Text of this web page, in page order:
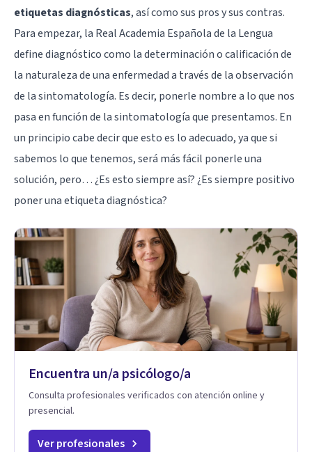
etiquetas diagnósticas, así como sus pros y sus contras.
Para empezar, la Real Academia Española de la Lengua
define diagnóstico como la determinación o calificación de
la naturaleza de una enfermedad a través de la observación
de la sintomatología. Es decir, ponerle nombre a lo que nos
pasa en función de la sintomatología que presentamos. En
un principio cabe decir que esto es lo adecuado, ya que si
sabemos lo que tenemos, será más fácil ponerle una
solución, pero… ¿Es esto siempre así? ¿Es siempre positivo
poner una etiqueta diagnóstica?
Encuentra un/a psicólogo/a
Consulta profesionales verificados con atención online y
presencial.
Ver profesionales